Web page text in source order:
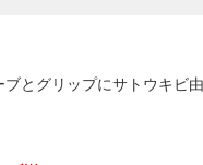
とグリップにサトウキビ